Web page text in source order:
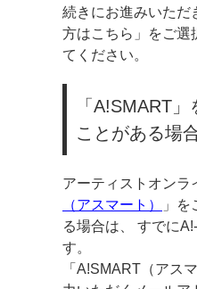
続きにお進みいただ
方はこちら」をご選
てください。
「A!SMART
ことがある場
アーティストオンラ
（アスマート）
」
る場合は、 すでに
す。
「A!SMART（アス